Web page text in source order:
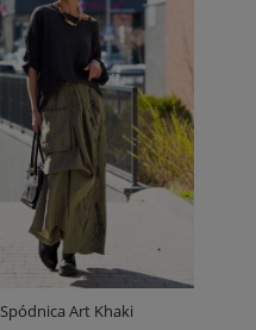
Spódnica Art Khaki